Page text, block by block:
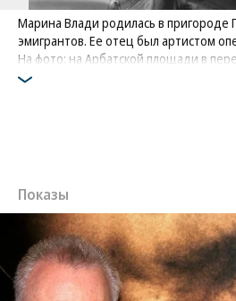
Марина Влади родилась в пригороде
эмигрантов. Ее отец был артистом
На фото: на Арбатской площади в
французского фильма, 1968 год
Показы